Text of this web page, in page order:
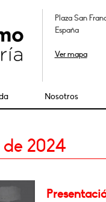
Plaza San
España
Ver mapa
Nosotros
de 2024